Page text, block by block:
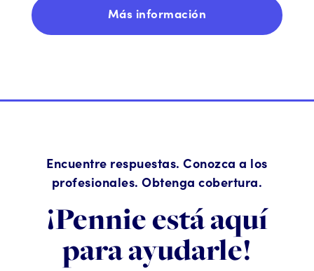
Más información
Encuentre respuestas. Conozca a los
profesionales. Obtenga cobertura.
¡Pennie está aquí
para ayudarle!